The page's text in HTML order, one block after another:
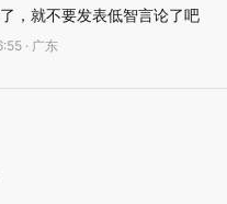
，就不要发表低智言论了吧
· 广东